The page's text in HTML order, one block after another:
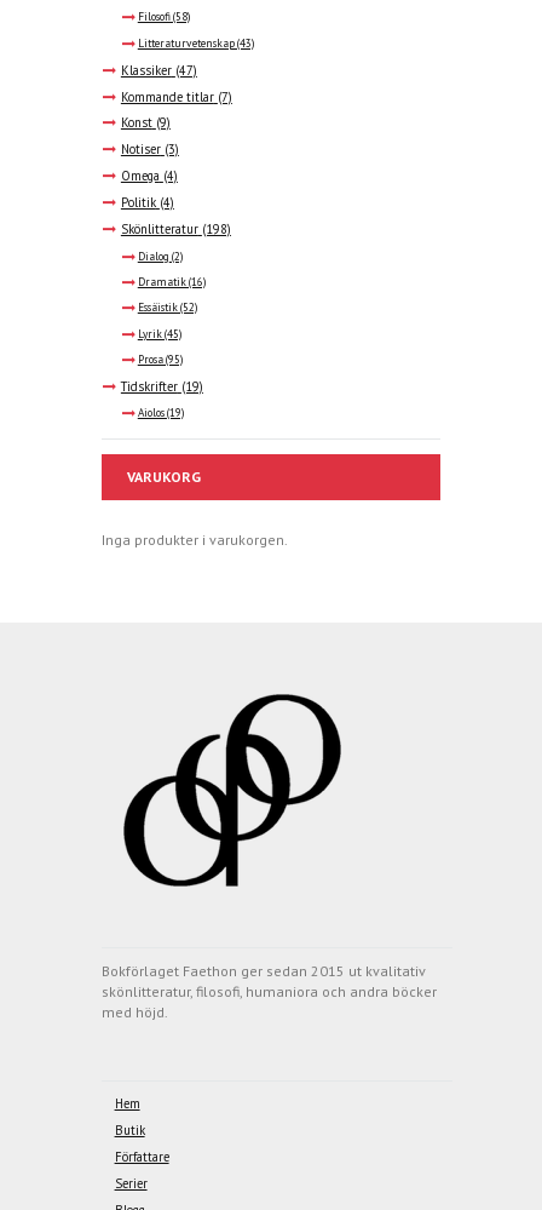
Filosofi(58)
Litteraturvetenskap(43)
Klassiker (47)
Kommande titlar (7)
Konst (9)
Notiser (3)
Omega (4)
Politik (4)
Skönlitteratur (198)
Dialog (2)
Dramatik(16)
Essäistik(52)
Lyrik(45)
Prosa(95)
Tidskrifter (19)
Aiolos(19)
VARUKORG
Inga produkter i varukorgen.
Bokförlaget Faethon ger sedan 2015 ut kvalitativ
skönlitteratur, filosofi, humaniora och andra böcker
med höjd.
Hem
Butik
Författare
Serier